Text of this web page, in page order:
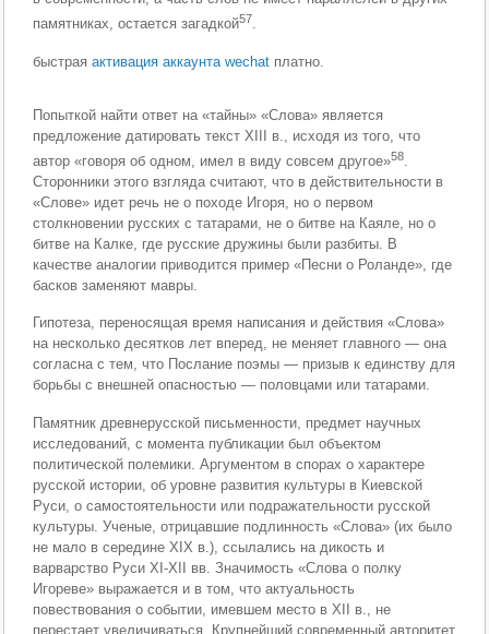
памятниках, остается загадкой57
быстраяактивация аккаунта wechat платно.
Попыткой найти ответ на «тайны» «Слова» является
предложение датировать текст XIII в., исходя из того, что
автор «говоря об одном, имел в виду совсем другое»58
Сторонники этого взгляда считают, что в действительности в
«Слове» идет речь не о походе Игоря, но о первом
столкновении русских с татарами, не о битве на Каяле, но о
битве на Калке, где русские дружины были разбиты. В
качестве аналогии приводится пример «Песни о Роланде», где
басков заменяют мавры.
Гипотеза, переносящая время написания и действия «Слова»
на несколько десятков лет вперед, не меняет главного — она
согласна с тем, что Послание поэмы — призыв к единству для
борьбы с внешней опасностью — половцами или татарами.
Памятник древнерусской письменности, предмет научных
исследований, с момента публикации был объектом
политической полемики. Аргументом в спорах о характере
русской истории, об уровне развития культуры в Киевской
Руси, о самостоятельности или подражательности русской
культуры. Ученые, отрицавшие подлинность «Слова» (их было
не мало в середине XIX в.), ссылались на дикость и
варварство Руси XI-XII вв. Значимость «Слова о полку
Игореве» выражается и в том, что актуальность
повествования о событии, имевшем место в XII в., не
перестает увеличиваться. Крупнейший современный авторитет